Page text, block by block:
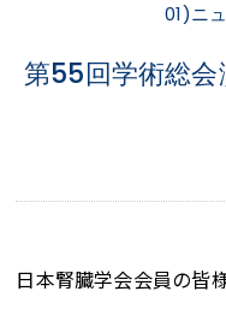
01)ニ
第55回学術総
日本腎臓学会会員の皆